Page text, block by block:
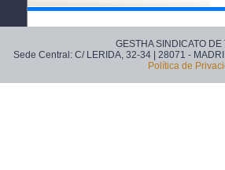
GESTHA SINDICATO
Sede Central: C/ LERIDA, 32-34 | 28071 -
Política de